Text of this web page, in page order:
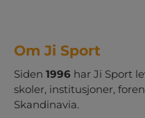
Om Ji Sport
Siden 1996 har Ji Sport
skoler, institusjoner,
Skandinavia.